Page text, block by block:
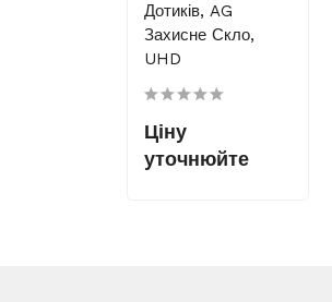
Дотиків, AG
Захисне Скло,
UHD
Ціну
уточнюйте